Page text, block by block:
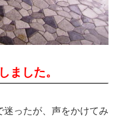
ました。
迷ったが、声をかけてみ